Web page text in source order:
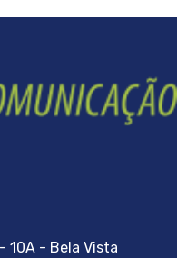
10A - Bela Vista